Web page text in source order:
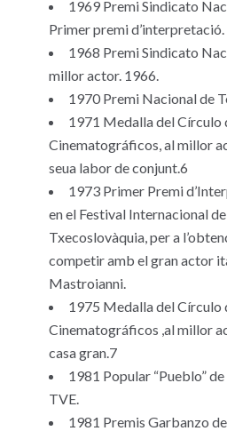
1969 Premi Sindicato
Primer premi d’interpretació.
1968 Premi Sindicato
millor actor. 1966.
1970 Premi Nacional de
1971 Medalla del Círculo
Cinematográficos, al millor
seua labor de conjunt.6
1973 Primer Premi
en el Festival Internacional
Txecoslovàquia, per a
competir amb el gran actor
Mastroianni.
1975 Medalla del Círculo
Cinematográficos ,al millor
casa gran.7
1981 Popular “Pueblo”
TVE.
1981 Premis Garbanzo